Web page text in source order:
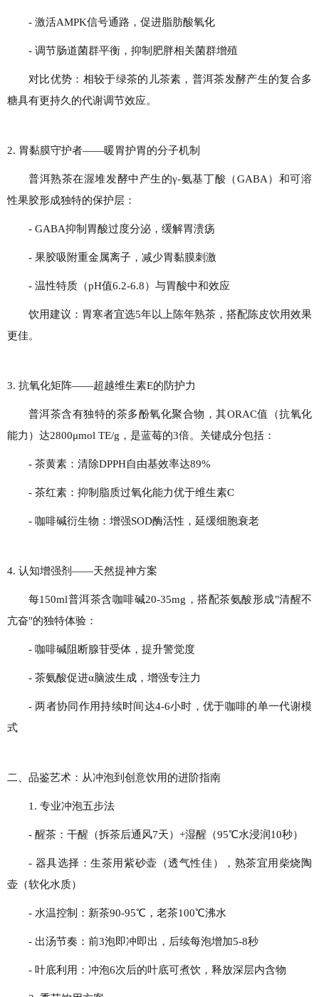
- 激活AMPK信号通路，促进脂肪酸氧化
- 调节肠道菌群平衡，抑制肥胖相关菌群增殖
对比优势：相较于绿茶的儿茶素，普洱茶发酵产生的复合多
糖具有更持久的代谢调节效应。
2. 胃黏膜守护者——暖胃护胃的分子机制
普洱熟茶在渥堆发酵中产生的γ-氨基丁酸（GABA）和可溶
性果胶形成独特的保护层：
- GABA抑制胃酸过度分泌，缓解胃溃疡
- 果胶吸附重金属离子，减少胃黏膜刺激
- 温性特质（pH值6.2-6.8）与胃酸中和效应
饮用建议：胃寒者宜选5年以上陈年熟茶，搭配陈皮饮用效果
更佳。
3. 抗氧化矩阵——超越维生素E的防护力
普洱茶含有独特的茶多酚氧化聚合物，其ORAC值（抗氧化
能力）达2800μmol TE/g，是蓝莓的3倍。关键成分包括：
- 茶黄素：清除DPPH自由基效率达89%
- 茶红素：抑制脂质过氧化能力优于维生素C
- 咖啡碱衍生物：增强SOD酶活性，延缓细胞衰老
4. 认知增强剂——天然提神方案
每150ml普洱茶含咖啡碱20-35mg，搭配茶氨酸形成"清醒不
亢奋"的独特体验：
- 咖啡碱阻断腺苷受体，提升警觉度
- 茶氨酸促进α脑波生成，增强专注力
- 两者协同作用持续时间达4-6小时，优于咖啡的单一代谢模
式
二、品鉴艺术：从冲泡到创意饮用的进阶指南
1. 专业冲泡五步法
- 醒茶：干醒（拆茶后通风7天）+湿醒（95℃水浸润10秒）
- 器具选择：生茶用紫砂壶（透气性佳），熟茶宜用柴烧陶
壶（软化水质）
- 水温控制：新茶90-95℃，老茶100℃沸水
- 出汤节奏：前3泡即冲即出，后续每泡增加5-8秒
- 叶底利用：冲泡6次后的叶底可煮饮，释放深层内含物